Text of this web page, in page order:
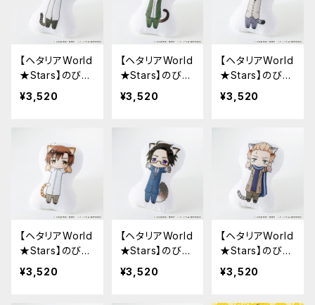
【ヘタリアWorld
★Stars】のび猫
クッション 第2
弾（ポルトガル）
¥3,520
【ヘタリアWorld
★Stars】のび猫
クッション 第2
弾（スペイン）
¥3,520
【ヘタリアWorld
★Stars】のび猫
クッション 第2
弾（プロイセン）
¥3,520
【ヘタリアWorld
★Stars】のび猫
クッション 第2
弾（ロマーノ）
¥3,520
【ヘタリアWorld
★Stars】のび猫
クッション 第2
弾（オーストリ
¥3,520
【ヘタリアWorld
★Stars】のび猫
クッション 第2
弾（オランダ）
¥3,520